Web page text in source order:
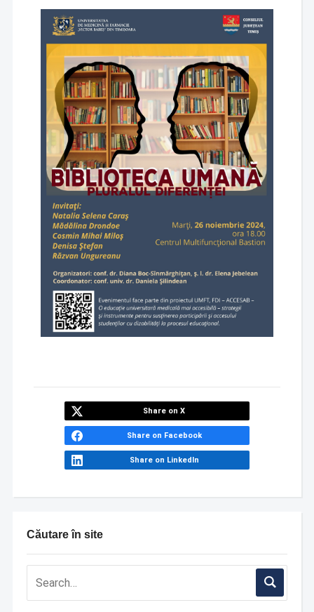
Căutare în site
Share on X
Share on Facebook
Share on LinkedIn